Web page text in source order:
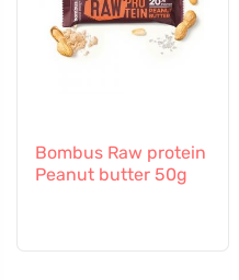
Bombus Raw protein
Peanut butter 50g